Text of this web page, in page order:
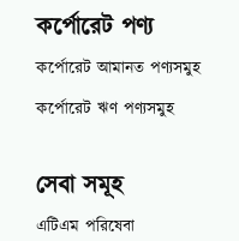
কর্পোরেট পণ্য
কর্পোরেট আমানত পণ্যসমুহ
কর্পোরেট ঋণ পণ্যসমুহ
সেবা সমূহ
এটিএম পরিষেবা